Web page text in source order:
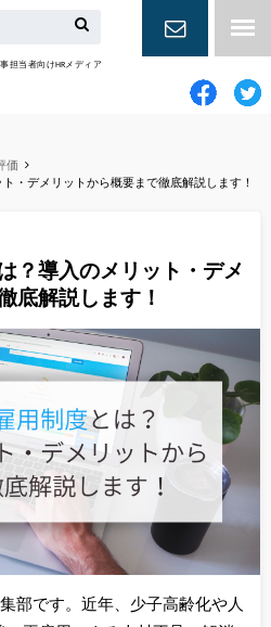
担当者向けHRメディア
お問い合
価
・デメリットから概要まで徹底解説します！
？導入のメリット・デメ
底解説します！
部です。近年、少子高齢化や人